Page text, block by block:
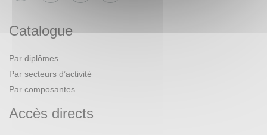
Catalogue
Par diplômes
Par secteurs d’activité
Par composantes
Accès directs